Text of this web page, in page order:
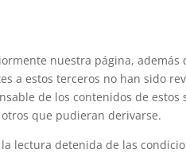
nuestra página,
a estos terceros no han sido
de los contenidos de
que pudieran derivarse.
lectura detenida de las